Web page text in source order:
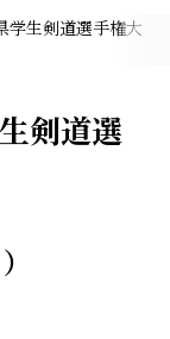
学生剣道選手権大
剣道選